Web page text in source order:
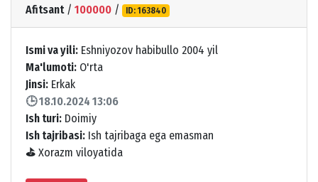
Afitsant/ 100000 / ID: 163840
Ismi va yili: Eshniyozov habibullo 2004 yil
Ma'lumoti: O'rta
Jinsi: Erkak
🕒 18.10.2024 13:06
Ish turi: Doimiy
Ish tajribasi: Ish tajribaga ega emasman
⛳ Xorazm viloyatida